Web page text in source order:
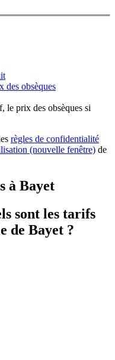
des obsèques
le prix des obsèques si
règles de confidentialité
(nouvelle fenêtre) de
à Bayet
sont les tarifs
de Bayet ?